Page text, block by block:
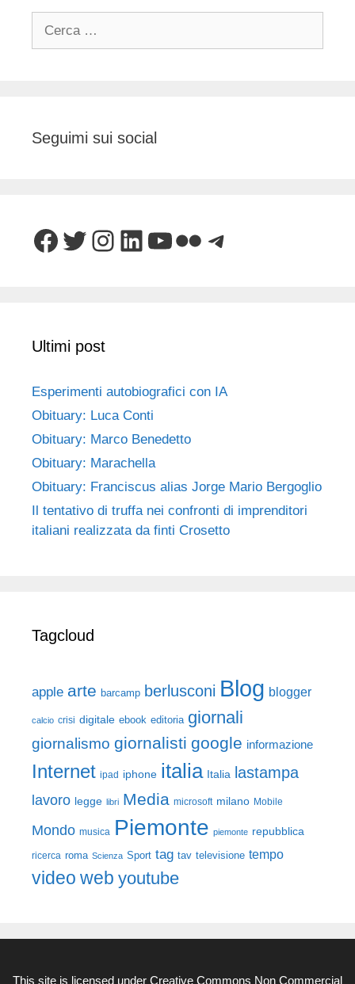
Seguimi sui social
Facebook
Twitter
Instagram
LinkedIn
YouTube
FlickrTelegram
Ultimi post
Esperimenti autobiografici con IA
Obituary: Luca Conti
Obituary: Marco Benedetto
Obituary: Marachella
Obituary: Franciscus alias Jorge Mario Bergoglio
Il tentativo di truffa nei confronti di imprenditori
italiani realizzata da finti Crosetto
Tagcloud
apple arte barcamp berlusconi Blog blogger
calcio crisi digitale ebook editoria giornali
giornalismo giornalisti google informazione
Internet ipad iphone italia Italia lastampa
lavoro legge libri Media microsoft milano Mobile
Mondo musica Piemonte piemonte repubblica
ricerca roma Scienza Sport tag tav televisione tempo
video web youtube
This site is licensed under Creative Commons Non Commercial